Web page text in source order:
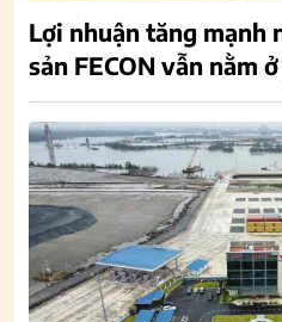
Lợi nhuận tăng mạnh
sản FECON vẫn nằm